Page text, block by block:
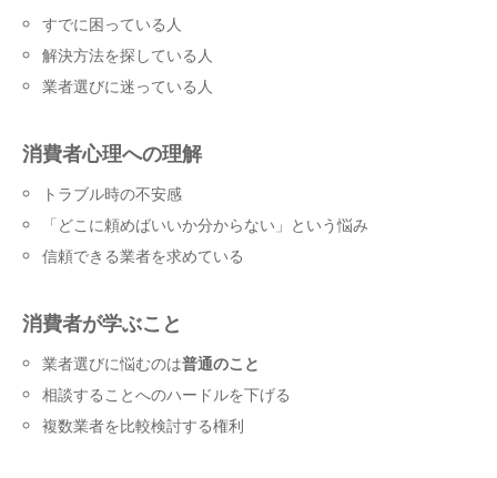
すでに困っている人
解決方法を探している人
業者選びに迷っている人
消費者心理への理解
トラブル時の不安感
「どこに頼めばいいか分からない」という悩み
信頼できる業者を求めている
消費者が学ぶこと
業者選びに悩むのは普通のこと
相談することへのハードルを下げる
複数業者を比較検討する権利